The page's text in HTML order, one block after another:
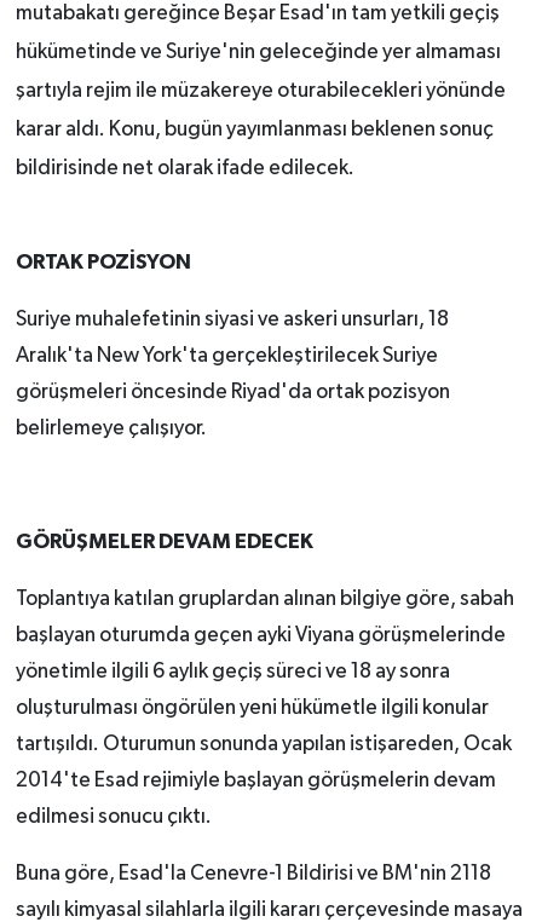
mutabakatı gereğince Beşar Esad'ın tam yetkili geçiş
hükümetinde ve Suriye'nin geleceğinde yer almaması
şartıyla rejim ile müzakereye oturabilecekleri yönünde
karar aldı. Konu, bugün yayımlanması beklenen sonuç
bildirisinde net olarak ifade edilecek.
ORTAK POZİSYON
Suriye muhalefetinin siyasi ve askeri unsurları, 18
Aralık'ta New York'ta gerçekleştirilecek Suriye
görüşmeleri öncesinde Riyad'da ortak pozisyon
belirlemeye çalışıyor.
GÖRÜŞMELER DEVAM EDECEK
Toplantıya katılan gruplardan alınan bilgiye göre, sabah
başlayan oturumda geçen ayki Viyana görüşmelerinde
yönetimle ilgili 6 aylık geçiş süreci ve 18 ay sonra
oluşturulması öngörülen yeni hükümetle ilgili konular
tartışıldı. Oturumun sonunda yapılan istişareden, Ocak
2014'te Esad rejimiyle başlayan görüşmelerin devam
edilmesi sonucu çıktı.
Buna göre, Esad'la Cenevre-1 Bildirisi ve BM'nin 2118
sayılı kimyasal silahlarla ilgili kararı çerçevesinde masaya